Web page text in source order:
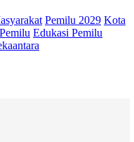
Pemilu 2029 Kota
Edukasi Pemilu